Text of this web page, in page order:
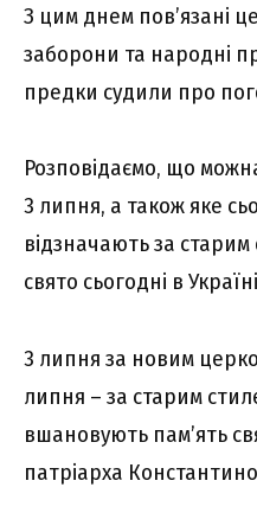
З цим днем пов’язані
заборони та народні
предки судили про
Розповідаємо, що
3 липня, а також яке
відзначають за
свято сьогодні в Україні
3 липня за новим
липня – за старим
вшановують пам’ять
патріарха